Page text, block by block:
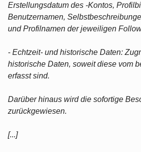
Erstellungsdatum des -Kontos,
Benutzernamen,
und Profilnamen der jeweiligen
- Echtzeit- und historische Daten:
historische Daten, soweit diese vom
erfasst sind.
Darüber hinaus wird die sofortige
zurückgewiesen.
[...]